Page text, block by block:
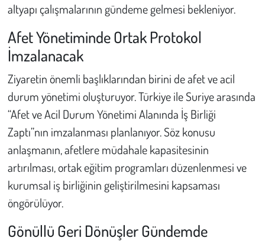
altyapı çalışmalarının gündeme gelmesi bekleniyor.
Afet Yönetiminde Ortak Protokol
İmzalanacak
Ziyaretin önemli başlıklarından birini de afet ve acil
durum yönetimi oluşturuyor. Türkiye ile Suriye arasında
“Afet ve Acil Durum Yönetimi Alanında İş Birliği
Zaptı”nın imzalanması planlanıyor. Söz konusu
anlaşmanın, afetlere müdahale kapasitesinin
artırılması, ortak eğitim programları düzenlenmesi ve
kurumsal iş birliğinin geliştirilmesini kapsaması
öngörülüyor.
Gönüllü Geri Dönüşler Gündemde